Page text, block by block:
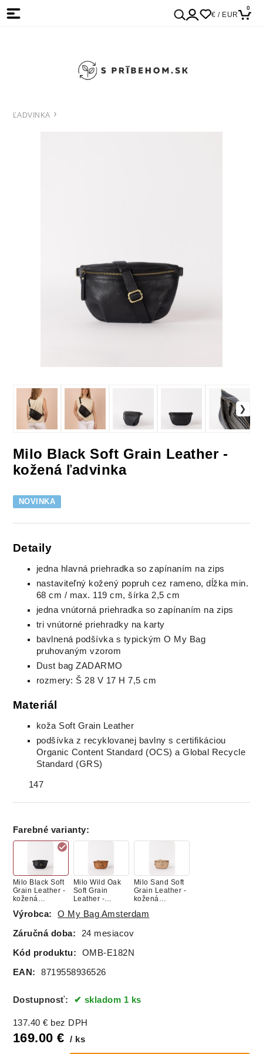
€ / EUR
0
ĽADVINKA
Milo Black Soft Grain Leather -
kožená ľadvinka
NOVINKA
Detaily
jedna hlavná priehradka so zapínaním na zips
nastaviteľný kožený popruh cez rameno, dĺžka min.
68 cm / max. 119 cm, šírka 2,5 cm
jedna vnútorná priehradka so zapínaním na zips
tri vnútorné priehradky na karty
bavlnená podšívka s typickým O My Bag
pruhovaným vzorom
Dust bag ZADARMO
rozmery: Š 28 V 17 H 7,5 cm
Materiál
koža Soft Grain Leather
podšívka z recyklovanej bavlny s certifikáciou
Organic Content Standard (OCS) a Global Recycle
Standard (GRS)
147
Farebné varianty:
Milo Black Soft
Grain Leather -
kožená
Milo Wild Oak
Soft Grain
Leather -
ľadvinka
Milo Sand Soft
Grain Leather -
kožená
Výrobca: O My Bag Amsterdam
Záručná doba: 24 mesiacov
Kód produktu: OMB-E182N
EAN: 8719558936526
Dostupnosť: skladom 1 ks
137.40 € bez DPH
169.00 € ks